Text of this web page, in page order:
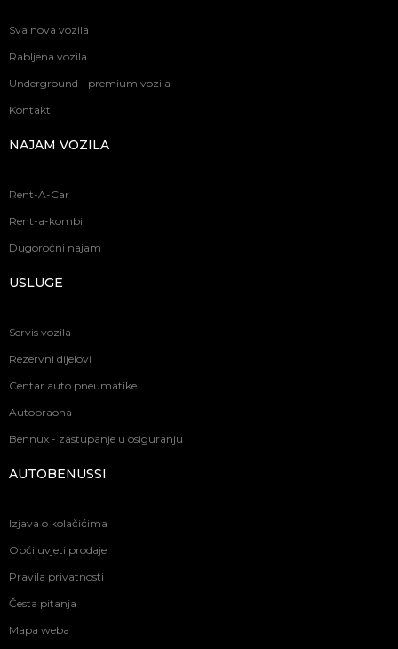
Sva nova vozila
Rabljena vozila
Underground - premium vozila
Kontakt
NAJAM VOZILA
Rent-A-Car
Rent-a-kombi
Dugoročni najam
USLUGE
Servis vozila
Rezervni dijelovi
Centar auto pneumatike
Autopraona
Bennux - zastupanje u osiguranju
AUTOBENUSSI
Izjava o kolačićima
Opći uvjeti prodaje
Pravila privatnosti
Česta pitanja
Mapa weba